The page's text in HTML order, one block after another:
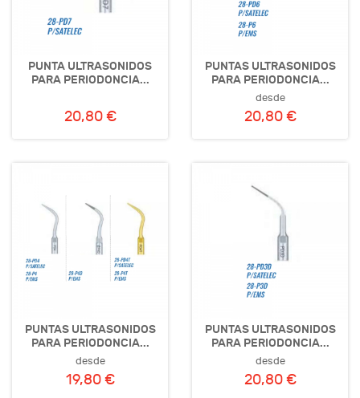
PUNTA ULTRASONIDOS
PARA PERIODONCIA...
20,80 €
PUNTAS ULTRASONIDOS
PARA PERIODONCIA...
desde
20,80 €
PUNTAS ULTRASONIDOS
PARA PERIODONCIA...
desde
19,80 €
PUNTAS ULTRASONIDOS
PARA PERIODONCIA...
desde
20,80 €